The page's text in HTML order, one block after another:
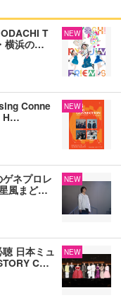
T
横浜の…
NEW
Conne
H…
NEW
ネプロレ
風まど…
NEW
日本ミュ
C…
NEW